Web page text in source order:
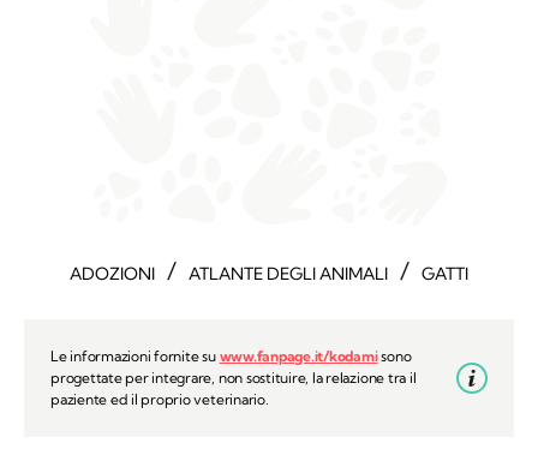
ADOZIONI / ATLANTE DEGLI ANIMALI / GATTI
Le informazioni fornite su www.fanpage.it/kodamisono
progettate per integrare, non sostituire, la relazione tra il
paziente ed il proprio veterinario.